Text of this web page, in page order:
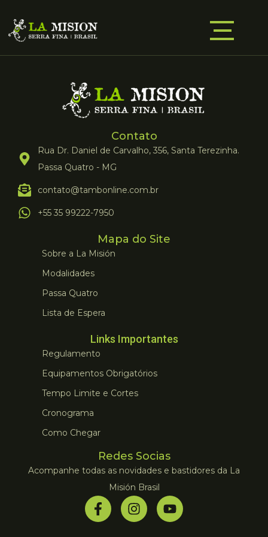
Contato
Rua Dr. Daniel de Carvalho, 356, Santa Terezinha.
Passa Quatro - MG
contato@tambonline.com.br
+55 35 99222-7950
Mapa do Site
Sobre a La Misión
Modalidades
Passa Quatro
Lista de Espera
Links Importantes
Regulamento
Equipamentos Obrigatórios
Tempo Limite e Cortes
Cronograma
Como Chegar
Redes Socias
Acompanhe todas as novidades e bastidores da La
Misión Brasil